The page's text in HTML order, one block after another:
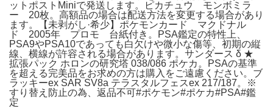
ットポストMiniで発送します。ピカチュウ モンボミラ
ー 20枚。高額品の場合は配送方法を変更する場合があり
ます。【未剥がし·希少】ポケモンカード マクドナル
ド 2005年 プロモ 台紙付き。PSA鑑定の特性上、
PSA9やPSA10であっても白欠けや微小な傷等、初期の縦
線、横線が許容される場合があります。サンダース δ ★
拡張パック ホロンの研究塔 038/086 ポケカ。PSAの基準
を超える完美品をお求めの方は購入をご遠慮ください。ブ
ラッキーex SAR SV8a テラスタルフェスex 217/187。※
すり替え防止の為、返品不可#ポケモン#ポケカ#PSA#鑑
定